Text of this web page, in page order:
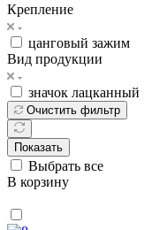
Крепление
цанговый зажим
Вид продукции
значок лацканный
Очистить фильтр
Показать
Выбрать все
В корзину